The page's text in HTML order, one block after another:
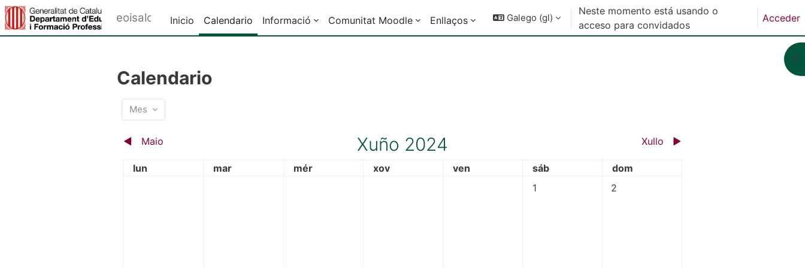
Ir ao contido principal
eoisalou Inicio Calendario Informació Comunitat Moodle Enllaços Galego ‎(gl)‎
Neste momento está usando o
acceso para convidados
Acceder
Calendario
Mes
◀︎ Maio Xuño 2024 Xullo ▶︎
luns
lun martes
mar mércores
mér xoves
xov venres
ven sábado
sáb domingo
dom
Non hai eventos, sábado, 1 de xuño
1 Non hai eventos, domingo, 2 de xuño
2